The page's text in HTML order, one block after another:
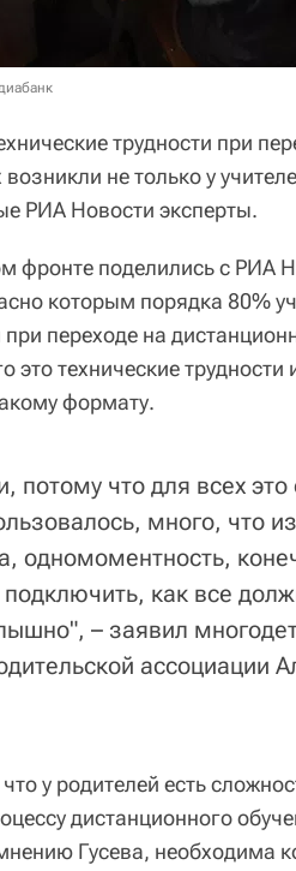
трудности при
не только у
РИА Новости эксперты.
фронте поделились с РИА
которым порядка 80%
переходе на
технические трудности
формату.
потому что для всех это
много, что
одномоментность,
как все
– заявил
ассоциации
у родителей есть
дистанционного
Гусева, необходима